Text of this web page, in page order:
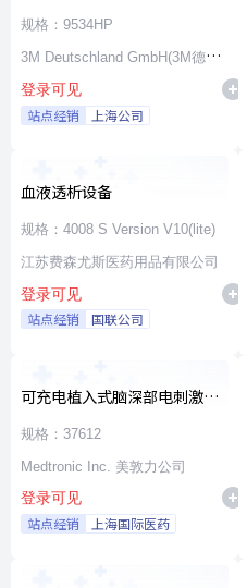
规格：9534HP
3M Deutschland GmbH(3M德国
公司)
登录可见
站点经销 上海公司
血液透析设备
规格：4008 S Version V10(lite)
江苏费森尤斯医药用品有限公司
登录可见
站点经销 国联公司
可充电植入式脑深部电刺激脉
冲发生器套件
规格：37612
Medtronic Inc. 美敦力公司
登录可见
站点经销 上海国际医药